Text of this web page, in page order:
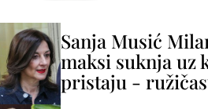
Sanja Musić
maksi suknja uz
pristaju -